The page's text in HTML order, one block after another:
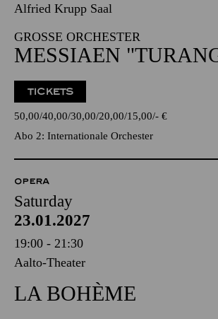
Alfried Krupp Saal
GROSSE ORCHESTER
MESSIAEN
TICKETS
50,00 40,00 30,00 20,00 15,00 - €
Abo 2: Internationale Orchester
OPERA
Saturday
23.01.2027
19:00 - 21:30
Aalto-Theater
LA BOHÈME